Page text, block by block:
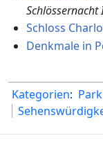
Schlössernacht
Schloss
Denkmale in
Kategorien: